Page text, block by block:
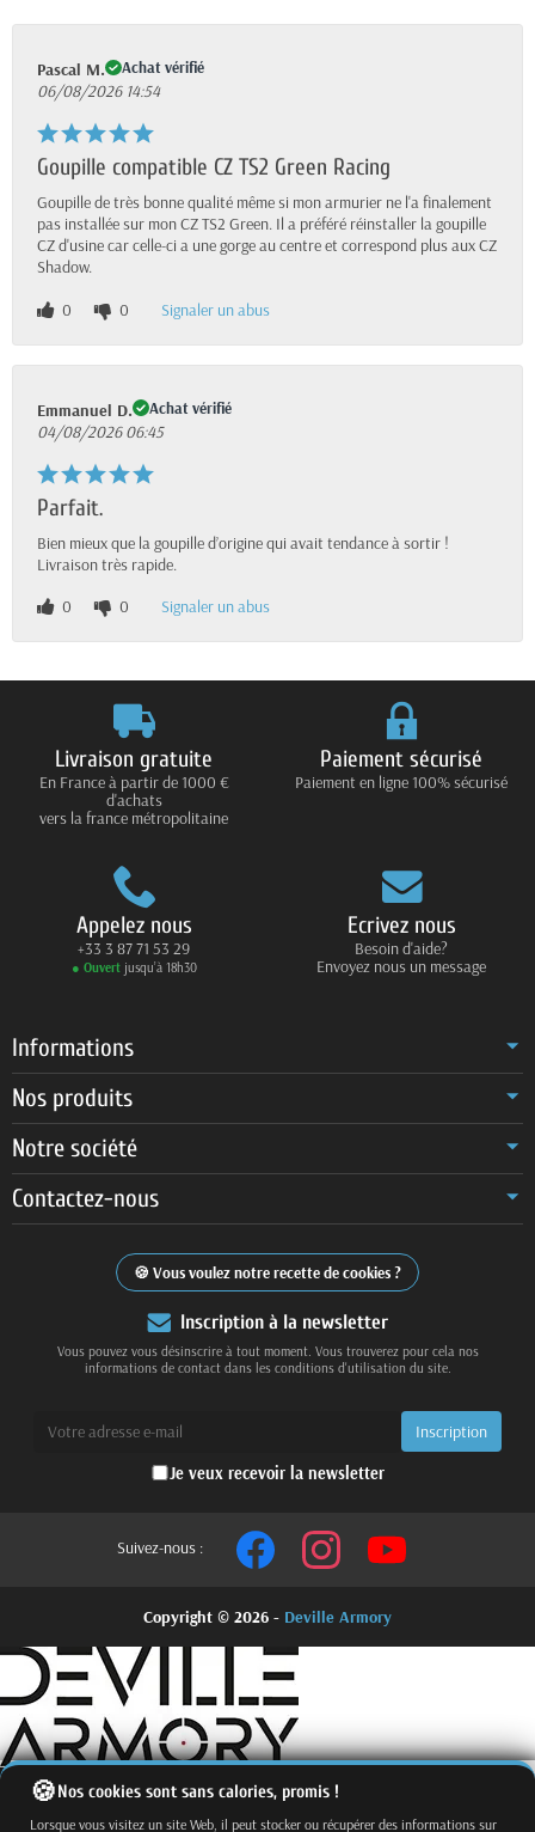
Pascal M. Achat vérifié
06/08/2026 14:54
Goupille compatible CZ TS2 Green Racing
Goupille de très bonne qualité même si mon armurier ne l'a finalement
pas installée sur mon CZ TS2 Green. Il a préféré réinstaller la goupille
CZ d'usine car celle-ci a une gorge au centre et correspond plus aux CZ
Shadow.
0
0 Signaler un abus
Emmanuel D. Achat vérifié
04/08/2026 06:45
Parfait.
Bien mieux que la goupille d’origine qui avait tendance à sortir !
Livraison très rapide.
0
0 Signaler un abus
Livraison gratuite
En France à partir de 1000 €
d'achats
vers la france métropolitaine
Paiement sécurisé
Paiement en ligne 100% sécurisé
Appelez nous
+33 3 87 71 53 29
● Ouvertjusqu’à 18h30
Ecrivez nous
Besoin d'aide?
Envoyez nous un message
Informations
Nos produits
Notre société
Contactez-nous
Vous voulez notre recette de cookies ?
Inscription à la newsletter
Vous pouvez vous désinscrire à tout moment. Vous trouverez pour cela nos
informations de contact dans les conditions d'utilisation du site.
Je veux recevoir la newsletter
Suivez-nous :
Copyright © 2026 - Deville Armory
Nos cookies sont sans calories, promis !
Lorsque vous visitez un site Web, il peut stocker ou récupérer des informations sur